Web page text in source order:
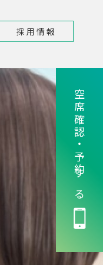
採用情報
空席確認・予約する